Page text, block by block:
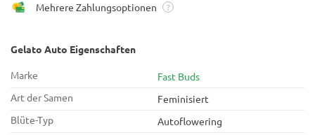
Mehrere Zahlungsoptionen ?
Gelato Auto Eigenschaften
Marke
Fast Buds
Art der Samen
Feminisiert
Blüte-Typ
Autoflowering